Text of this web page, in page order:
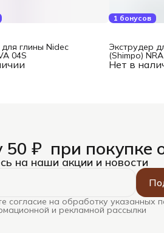
глины Nidec
04S
1 бонусов
Нет в
Экструдер
(Shimpo)
50 ₽ при покупке
на наши акции и новости
согласие на обработку указанных
и рекламной рассылки